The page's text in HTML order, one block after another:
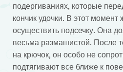
подергиваниях, которые
кончик удочки. В этот момент
осуществить подсечку. Она
весьма размашистой. После
на крючок, он особо не
подтягивают все ближе к